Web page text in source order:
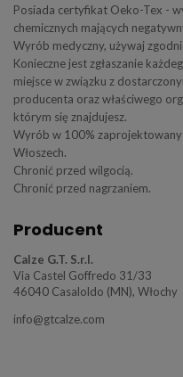
Posiada certyfikat Oeko-Tex -
chemicznych mających
Wyrób medyczny, używaj
Konieczne jest zgłaszanie
miejsce w związku z
producenta oraz właściwego
którym się znajdujesz.
Wyrób w 100%
Włoszech.
Chronić przed wilgocią.
Chronić przed nagrzaniem.
Producent
Calze G.T. S.r.l.
Via Castel Goffredo 31/33
46040 Casaloldo (MN), Włochy
info@gtcalze.com